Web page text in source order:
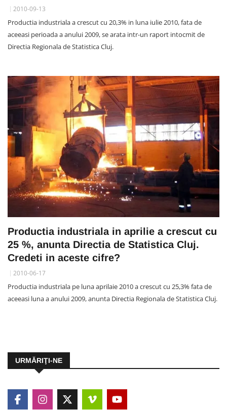
2010-09-13
Productia industriala a crescut cu 20,3% in luna iulie 2010, fata de
aceeasi perioada a anului 2009, se arata intr-un raport intocmit de
Directia Regionala de Statistica Cluj.
Productia industriala in aprilie a crescut cu
25 %, anunta Directia de Statistica Cluj.
Credeti in aceste cifre?
2010-06-17
Productia industriala pe luna aprilaie 2010 a crescut cu 25,3% fata de
aceeasi luna a anului 2009, anunta Directia Regionala de Statistica Cluj.
URMĂRIŢI-NE